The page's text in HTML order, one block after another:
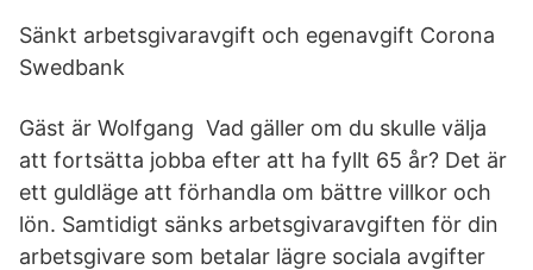
Sänkt arbetsgivaravgift och egenavgift Corona
Swedbank
Gäst är Wolfgang Vad gäller om du skulle välja
att fortsätta jobba efter att ha fyllt 65 år? Det är
ett guldläge att förhandla om bättre villkor och
lön. Samtidigt sänks arbetsgivaravgiften för din
arbetsgivare som betalar lägre sociala avgifter